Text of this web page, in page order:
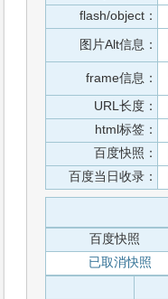
flash/object：
图片Alt信息：
frame信息：
URL长度：
html标签：
百度快照：
百度当日收录：
百度快照
已取消快照